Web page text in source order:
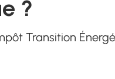
?
Transition